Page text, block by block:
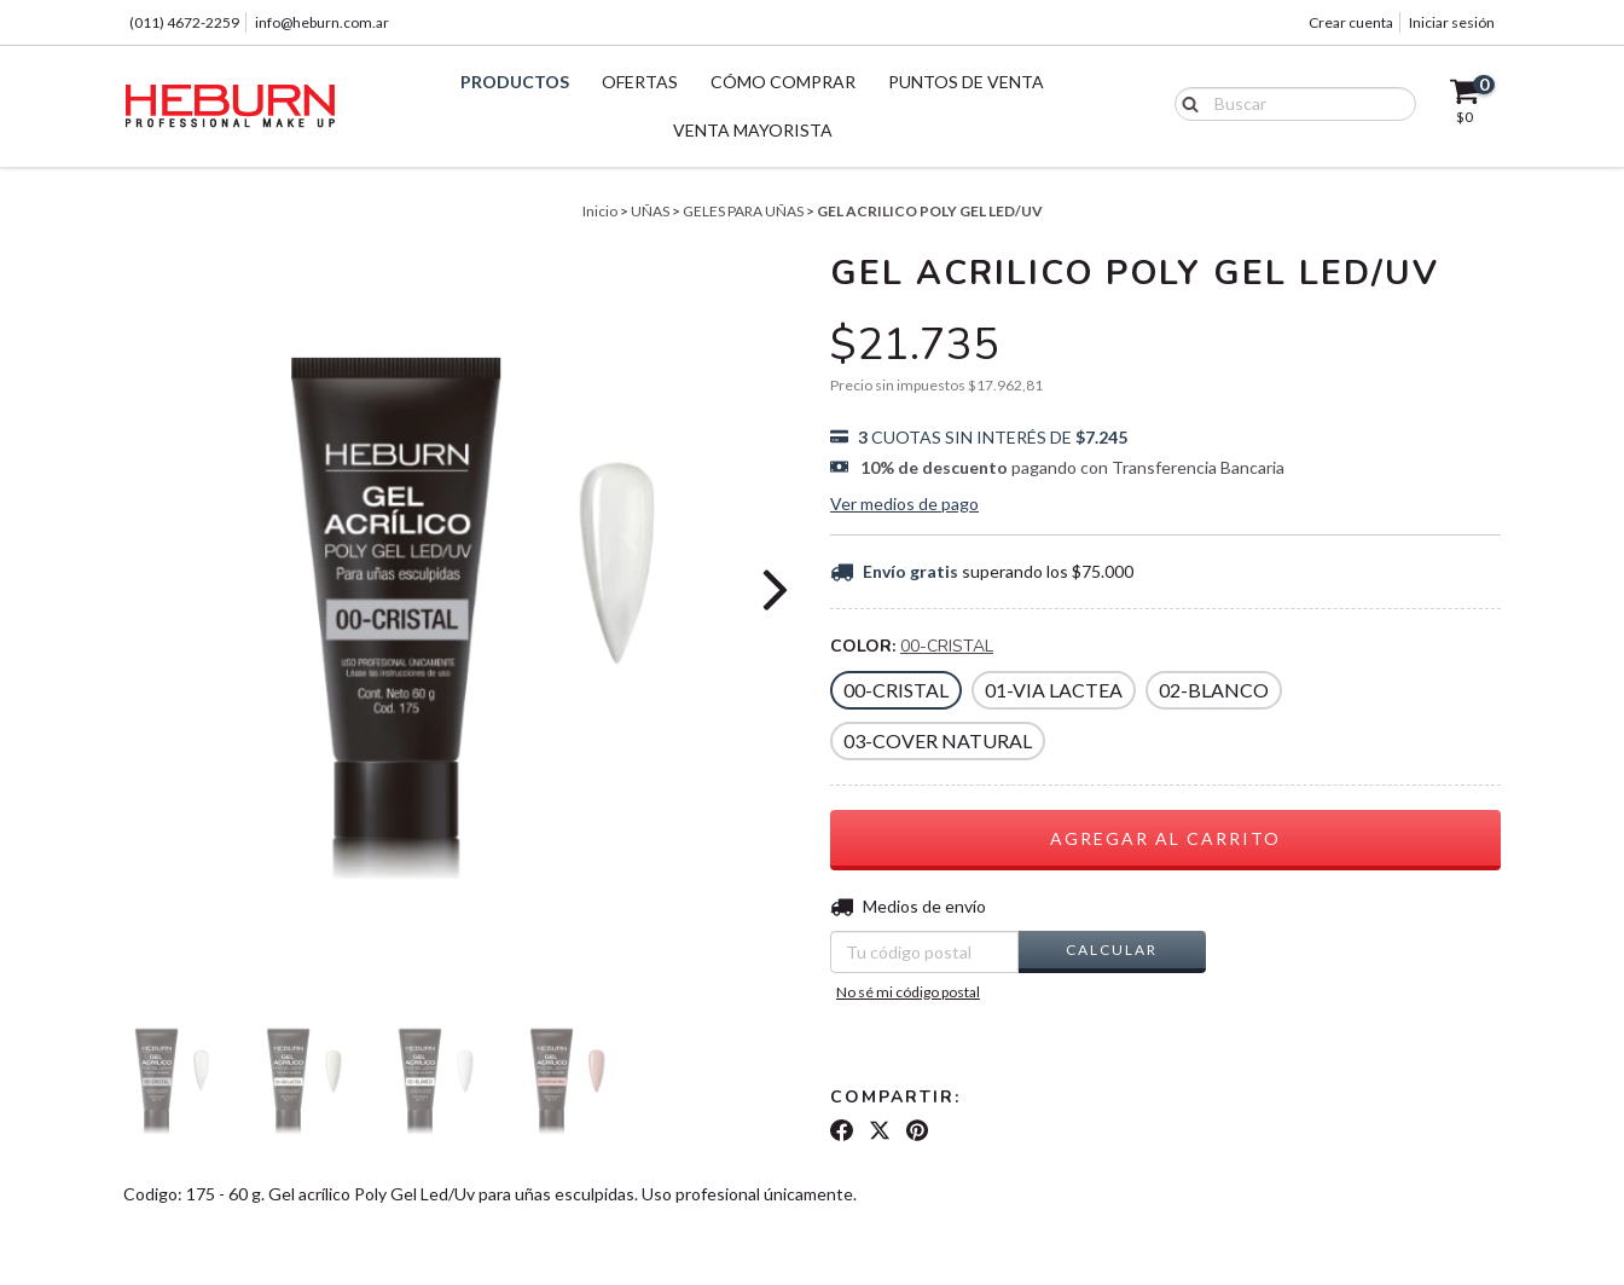
(011) 4672-2259 info@heburn.com.ar Crear cuenta Iniciar sesión
PRODUCTOS OFERTAS CÓMO COMPRAR PUNTOS DE VENTA
VENTA MAYORISTA
0
$0
Inicio > UÑAS > GELES PARA UÑAS > GEL ACRILICO POLY GEL LED/UV
GEL ACRILICO POLY GEL LED/UV
$21.735
Precio sin impuestos $17.962,81
3CUOTAS SIN INTERÉS DE $7.245
10% de descuento pagando con Transferencia Bancaria
Ver medios de pago
Envío gratis superando los $75.000
COLOR: 00-CRISTAL
00-CRISTAL
01-VIA LACTEA 02-BLANCO
03-COVER NATURAL
Entregas para el CP:
Medios de envío
CALCULAR
No sé mi código postal
COMPARTIR:
Codigo: 175 - 60 g. Gel acrílico Poly Gel Led/Uv para uñas esculpidas. Uso profesional únicamente.